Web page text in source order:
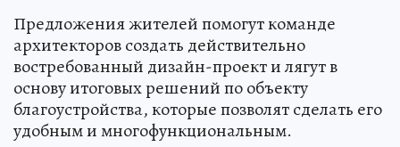
Предложения жителей помогут команде
архитекторов создать действительно
востребованный дизайн-проект и лягут в
основу итоговых решений по объекту
благоустройства, которые позволят сделать его
удобным и многофункциональным.